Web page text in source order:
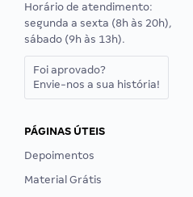
Horário de atendimento:
segunda a sexta (8h às 20h),
sábado (9h às 13h).
Foi aprovado?
Envie-nos a sua história!
PÁGINAS ÚTEIS
Depoimentos
Material Grátis